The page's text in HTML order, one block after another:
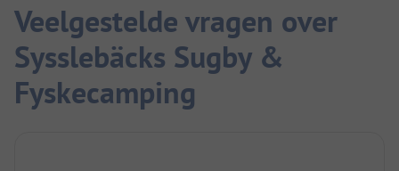
Veelgestelde vragen over
Sysslebäcks Sugby &
Fyskecamping